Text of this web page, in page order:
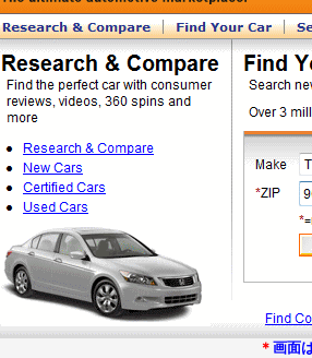
＊ 画面